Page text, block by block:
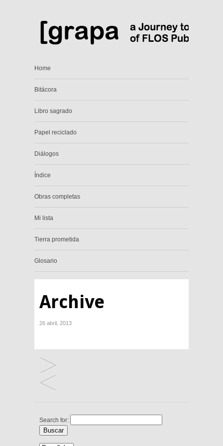
Home
Bitácora
Libro sagrado
Papel reciclado
Diálogos
Índice
Obras completas
Mi lista
Tierra prometida
Glosario
Archive
26 abril, 2013
Search for: